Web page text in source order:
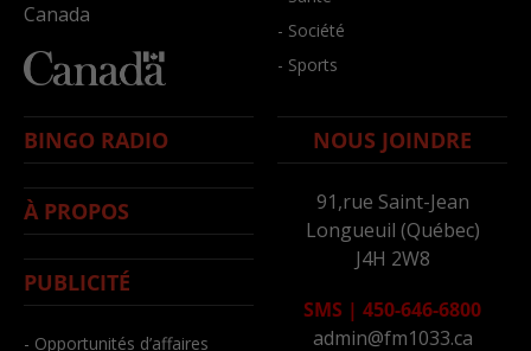
Canada
- Société
- Sports
BINGO RADIO
À PROPOS
PUBLICITÉ
- Opportunités d’affaires
NOUS JOINDRE
91,rue Saint-Jean
Longueuil (Québec)
J4H 2W8
SMS | 450-646-6800
admin@fm1033.ca